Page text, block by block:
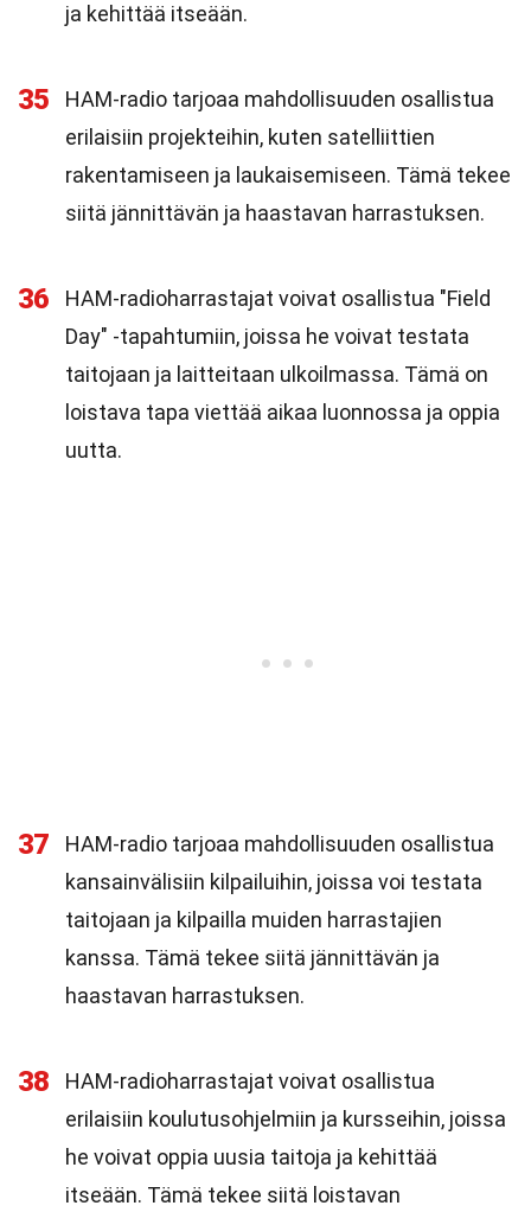
ja kehittää itseään.
35
HAM-radio tarjoaa mahdollisuuden osallistua
erilaisiin projekteihin, kuten satelliittien
rakentamiseen ja laukaisemiseen. Tämä tekee
siitä jännittävän ja haastavan harrastuksen.
36
HAM-radioharrastajat voivat osallistua "Field
Day" -tapahtumiin, joissa he voivat testata
taitojaan ja laitteitaan ulkoilmassa. Tämä on
loistava tapa viettää aikaa luonnossa ja oppia
uutta.
37
HAM-radio tarjoaa mahdollisuuden osallistua
kansainvälisiin kilpailuihin, joissa voi testata
taitojaan ja kilpailla muiden harrastajien
kanssa. Tämä tekee siitä jännittävän ja
haastavan harrastuksen.
38
HAM-radioharrastajat voivat osallistua
erilaisiin koulutusohjelmiin ja kursseihin, joissa
he voivat oppia uusia taitoja ja kehittää
itseään. Tämä tekee siitä loistavan